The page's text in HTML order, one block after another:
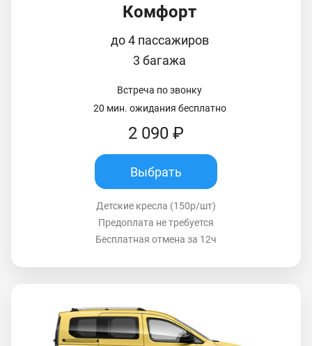
Комфорт
до 4 пассажиров
3 багажа
Встреча по звонку
20 мин. ожидания бесплатно
2 090 ₽
Выбрать
Детские кресла (150р/шт)
Предоплата не требуется
Бесплатная отмена за 12ч